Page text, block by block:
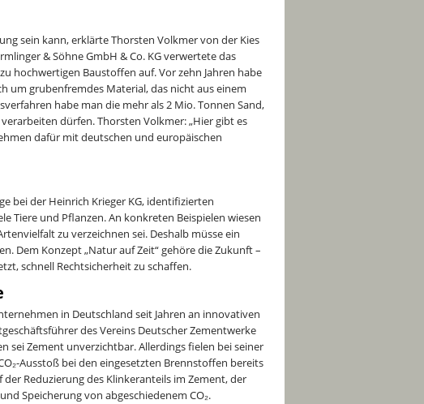
sein kann, erklärte Thorsten Volkmer von der Kies
& Söhne GmbH & Co. KG verwertete das
hochwertigen Baustoffen auf. Vor zehn Jahren habe
um grubenfremdes Material, das nicht aus einem
habe man die mehr als 2 Mio. Tonnen Sand,
dürfen. Thorsten Volkmer: „Hier gibt es
dafür mit deutschen und europäischen
bei der Heinrich Krieger KG, identifizierten
Tiere und Pflanzen. An konkreten Beispielen wiesen
zu verzeichnen sei. Deshalb müsse ein
Dem Konzept „Natur auf Zeit“ gehöre die Zukunft –
schnell Rechtsicherheit zu schaffen.
in Deutschland seit Jahren an innovativen
des Vereins Deutscher Zementwerke
sei Zement unverzichtbar. Allerdings fielen bei seiner
Ausstoß bei den eingesetzten Brennstoffen bereits
Reduzierung des Klinkeranteils im Zement, der
Speicherung von abgeschiedenem CO₂.